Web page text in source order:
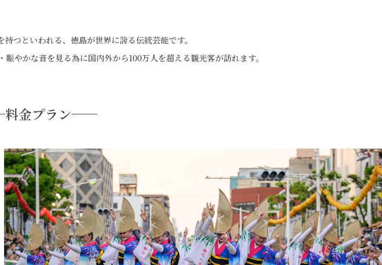
つといわれる、徳島が世界に誇る伝統芸能です。
やかな音を見る為に国内外から100万人を超える観光客が訪れます。
料金プラン